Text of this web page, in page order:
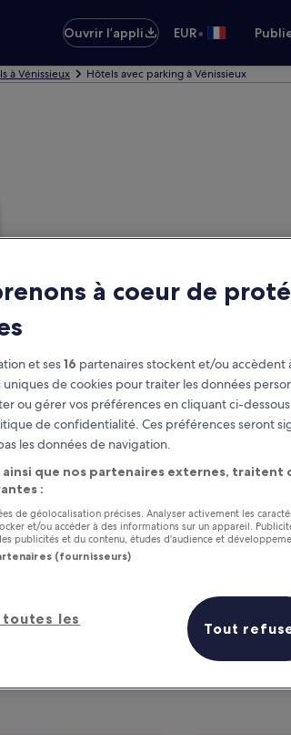
Ouvrir l’appli EUR•
à Vénissieux Hôtels avec parking à Vénissieux
Gagnez des récompenses pour
chaque nuit séjournée
à coeur de
et ses16 partenaires stockent et/ou accèdent
de cookies pour traiter les données
ou gérer vos préférences en cliquant ci-
de confidentialité. Ces préférences seront
les données de navigation.
ainsi que nos partenaires externes, traitent
:
de géolocalisation précises. Analyser activement les
et/ou accéder à des informations sur un appareil.
publicités et du contenu, études d’audience et
(fournisseurs)
les
Tout